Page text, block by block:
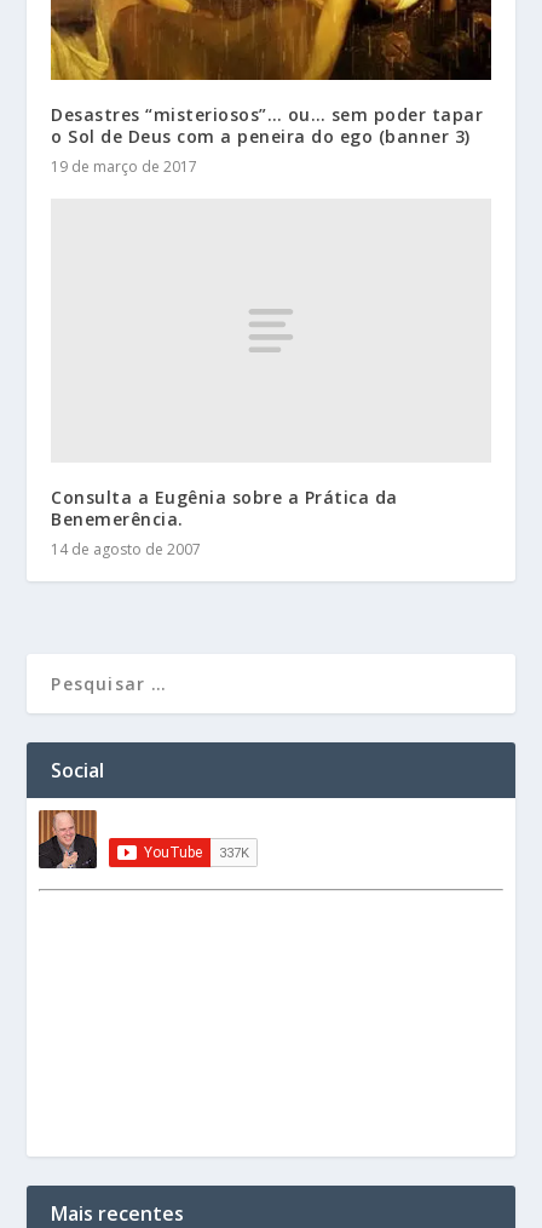
Desastres “misteriosos”… ou… sem poder tapar
o Sol de Deus com a peneira do ego (banner 3)
19 de março de 2017
Consulta a Eugênia sobre a Prática da
Benemerência.
14 de agosto de 2007
Social
Mais recentes